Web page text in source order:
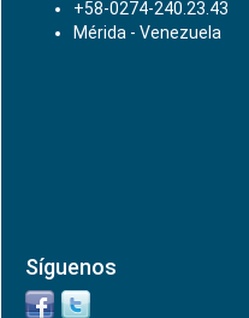
+58-0274-240.23.43
Mérida - Venezuela
Síguenos